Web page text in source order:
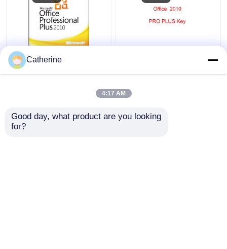
Ativação 2010
completa da palavra
ativação 2010 múltipla
Catherine
4:17 AM
Good day, what product are you looking
for?